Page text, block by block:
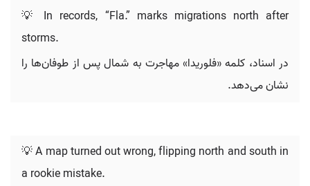
💡 In records, “Fla.” marks migrations north after
storms.
در اسناد، کلمه «فلوریدا» مهاجرت به شمال پس از طوفان‌ها را
نشان می‌دهد.
💡 A map turned out wrong, flipping north and south in
a rookie mistake.